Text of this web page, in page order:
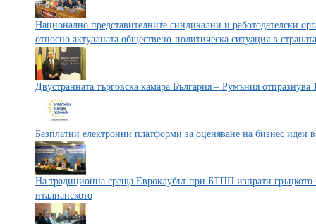
Национално представителните синдикални и работодателски
относно актуалната обществено-политическа ситуация в страната
Двустранната търговска камара България – Румъния отпразнува
Безплатни електронни платформи за оценяване на бизнес идеи
На традиционна среща Евроклубът при БТПП изпрати гръцкото
италианското